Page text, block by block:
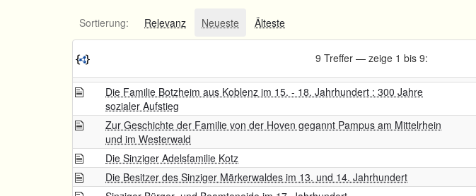
Sortierung: Relevanz Neueste Älteste
9 Treffer — zeige 1 bis 9:
Die Familie Botzheim aus Koblenz im 15. - 18. Jahrhundert : 300 Jahre
sozialer Aufstieg
Zur Geschichte der Familie von der Hoven gegannt Pampus am Mittelrhein
und im Westerwald
Die Sinziger Adelsfamilie Kotz
Die Besitzer des Sinziger Märkerwaldes im 13. und 14. Jahrhundert